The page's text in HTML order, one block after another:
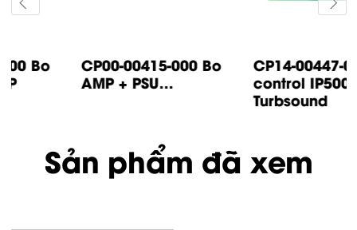
CP14-00447-000 Bo
control IP500
CP05-00500-000 Bo
input IP1000 /
Sản phẩm đã xem